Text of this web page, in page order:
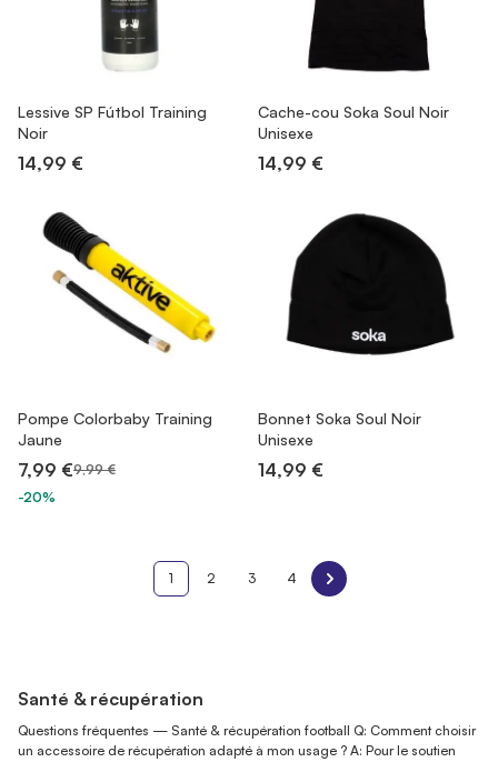
Lessive SP Fútbol Training
Noir
14,99 €
Cache-cou Soka Soul Noir
Unisexe
14,99 €
Pompe Colorbaby Training
Jaune
7,99 €9,99 €
-20%
Bonnet Soka Soul Noir
Unisexe
14,99 €
1 2 3 4
Santé & récupération
Questions fréquentes — Santé & récupération football Q: Comment choisir
un accessoire de récupération adapté à mon usage ? A: Pour le soutien